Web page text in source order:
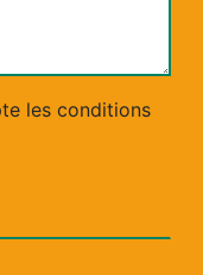
les conditions